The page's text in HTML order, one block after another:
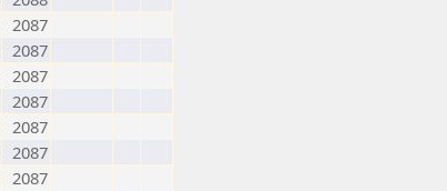
2087
2087
2087
2087
2087
2087
2087